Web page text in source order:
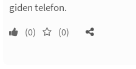
giden telefon.
(0) (0)